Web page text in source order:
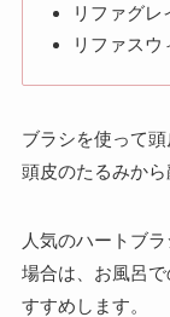
リファグ
リファスウ
ブラシを使って
頭皮のたるみから
人気のハートブ
場合は、お風呂
すすめします。